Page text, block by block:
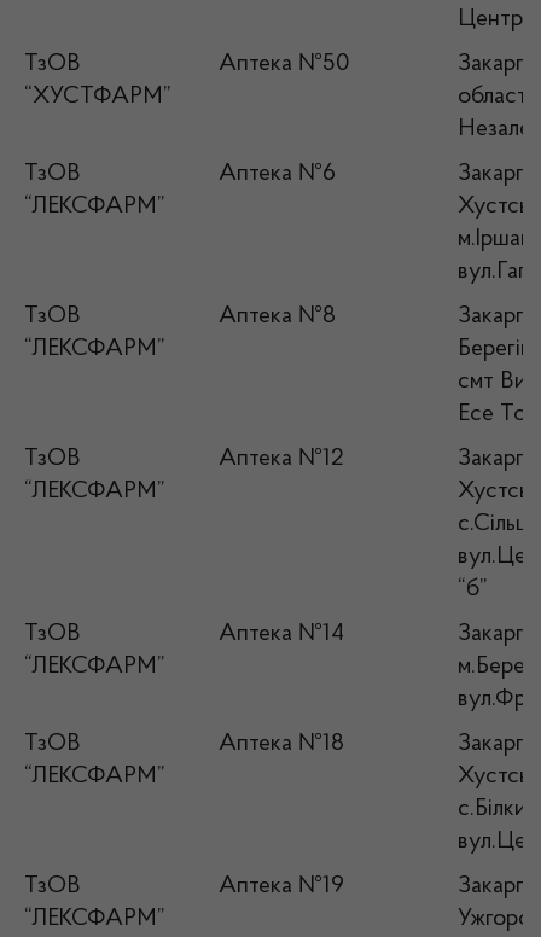
ТзОВ
“ХУСТФАРМ”
Аптека №50
ТзОВ
“ЛЕКСФАРМ”
Аптека №6
ТзОВ
“ЛЕКСФАРМ”
Аптека №8
смт
Есе
ТзОВ
“ЛЕКСФАРМ”
Аптека №12
“б”
ТзОВ
“ЛЕКСФАРМ”
Аптека №14
ТзОВ
“ЛЕКСФАРМ”
Аптека №18
с.Білки,
ТзОВ
“ЛЕКСФАРМ”
Аптека №19